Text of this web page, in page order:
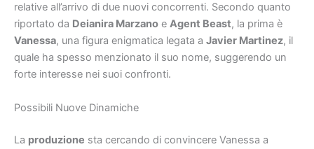
relative all’arrivo di due nuovi concorrenti. Secondo quanto
riportato da Deianira Marzano e Agent Beast, la prima è
Vanessa, una figura enigmatica legata a Javier Martinez, il
quale ha spesso menzionato il suo nome, suggerendo un
forte interesse nei suoi confronti.
Possibili Nuove Dinamiche
La produzione sta cercando di convincere Vanessa a